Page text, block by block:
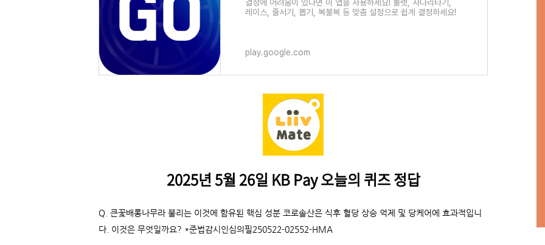
결정에 어려움이 있다면 이 앱을 사용하세요! 룰렛, 사다리타기,
레이스, 줄서기, 뽑기, 복불복 등 맞춤 설정으로 쉽게 결정하세요!
play.google.com
2025년 5월 26일 KB Pay 오늘의 퀴즈 정답
Q. 큰꽃배롱나무라 불리는 이것에 함유된 핵심 성분 코로솔산은 식후 혈당 상승 억제 및 당케어에 효과적입니
다. 이것은 무엇일까요? *준법감시인심의필250522-02552-HMA